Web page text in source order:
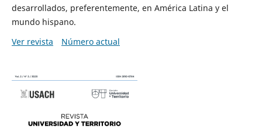
desarrollados, preferentemente, en América Latina y el
mundo hispano.
Ver revista
Número actual